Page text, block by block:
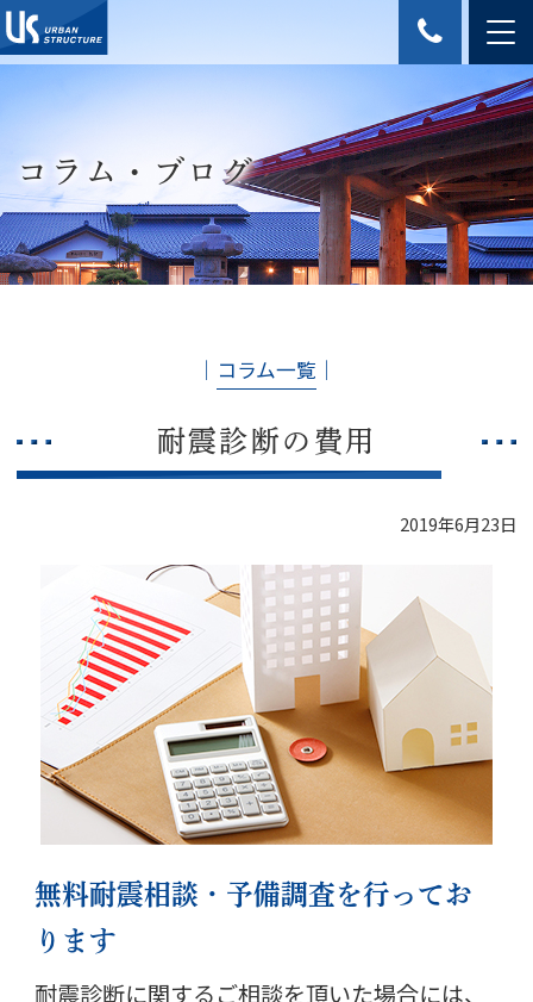
コラム・ブログ
│ コラム一覧 │
耐震診断の費用
2019年6月23日
無料耐震相談・予備調査を行ってお
ります
耐震診断に関するご相談を頂いた場合には、